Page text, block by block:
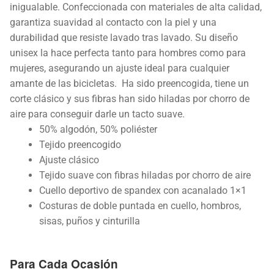
inigualable. Confeccionada con materiales de alta calidad,
garantiza suavidad al contacto con la piel y una
durabilidad que resiste lavado tras lavado. Su diseño
unisex la hace perfecta tanto para hombres como para
mujeres, asegurando un ajuste ideal para cualquier
amante de las bicicletas. Ha sido preencogida, tiene un
corte clásico y sus fibras han sido hiladas por chorro de
aire para conseguir darle un tacto suave.
50% algodón, 50% poliéster
Tejido preencogido
Ajuste clásico
Tejido suave con fibras hiladas por chorro de aire
Cuello deportivo de spandex con acanalado 1×1
Costuras de doble puntada en cuello, hombros,
sisas, puños y cinturilla
Para Cada Ocasión